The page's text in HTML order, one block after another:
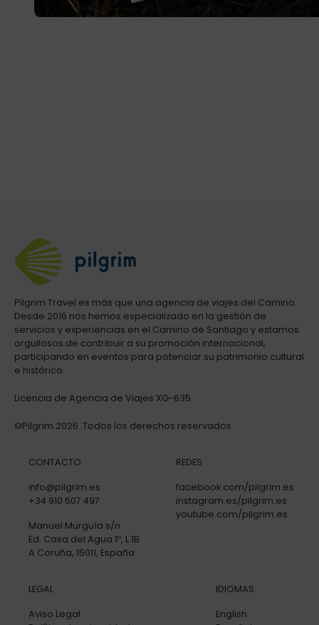
Pilgrim Travel es más que una agencia de viajes del Camino.
Desde 2016 nos hemos especializado en la gestión de
servicios y experiencias en el Camino de Santiago y estamos
orgullosos de contribuir a su promoción internacional,
participando en eventos para potenciar su patrimonio cultural
e histórico.
Licencia de Agencia de Viajes XG-635
©Pilgrim.2026. Todos los derechos reservados
CONTACTO
info@pilgrim.es
+34 910 607 497
Manuel Murguía s/n
Ed. Casa del Agua 1º, L 1B
A Coruña, 15011, España
REDES
facebook.com/pilgrim.es
instagram.es/pilgrim.es
youtube.com/pilgrim.es
LEGAL
Aviso Legal
IDIOMAS
English